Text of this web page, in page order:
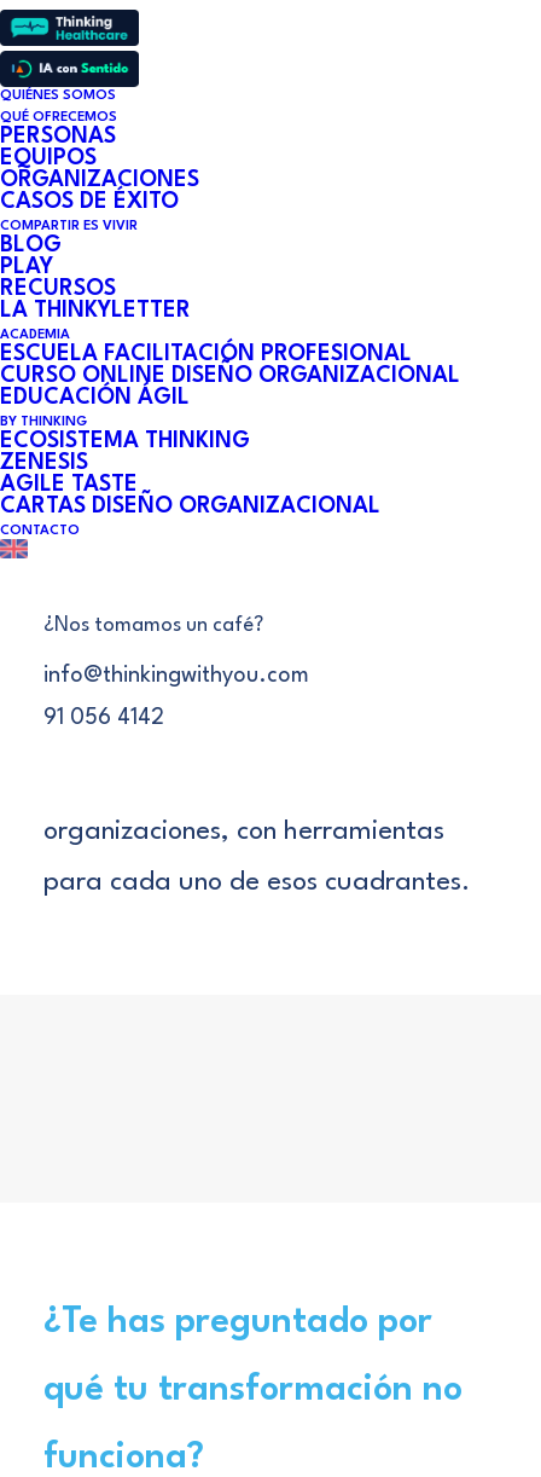
QUIÉNES SOMOS
QUÉ OFRECEMOS
PERSONAS
EQUIPOS
ORGANIZACIONES
CASOS DE ÉXITO
COMPARTIR ES VIVIR
BLOG
PLAY
RECURSOS
LA THINKYLETTER
ACADEMIA
ESCUELA FACILITACIÓN PROFESIONAL
CURSO ONLINE DISEÑO ORGANIZACIONAL
EDUCACIÓN ÁGIL
BY THINKING
ECOSISTEMA THINKING
ZENESIS
AGILE TASTE
CARTAS DISEÑO ORGANIZACIONAL
CONTACTO
¿Nos tomamos un café?
info@thinkingwithyou.com
91 056 4142
EL MODELO WILBER
PARA LA
TRANSFORMACIÓN DE
LAS ORGANIZACIONES
25 DE SEPTIEMBRE DE 2020 • 9 MINUTES
cuadrantes que nos ayuda a ver
cualquier suceso desde todas las
perspectivas posibles. Lo usamos en
organizaciones, con herramientas
para cada uno de esos cuadrantes.
¿Te has preguntado por
qué tu transformación no
funciona?